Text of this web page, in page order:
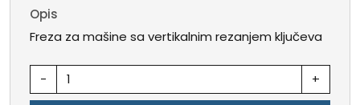
Opis
Freza za mašine sa vertikalnim rezanjem ključeva
- +